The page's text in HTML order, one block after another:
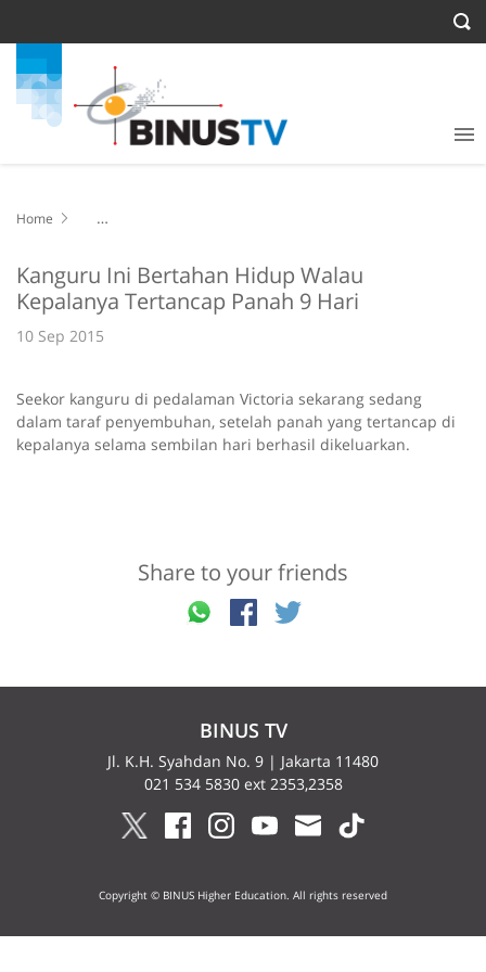
Home
Kanguru Ini Bertahan Hidup Walau
Kepalanya Tertancap Panah 9 Hari
10 Sep 2015
Seekor kanguru di pedalaman Victoria sekarang sedang
dalam taraf penyembuhan, setelah panah yang tertancap di
kepalanya selama sembilan hari berhasil dikeluarkan.
Share to your friends
BINUS TV
Jl. K.H. Syahdan No. 9 | Jakarta 11480
021 534 5830 ext 2353,2358
Copyright © BINUS Higher Education. All rights reserved